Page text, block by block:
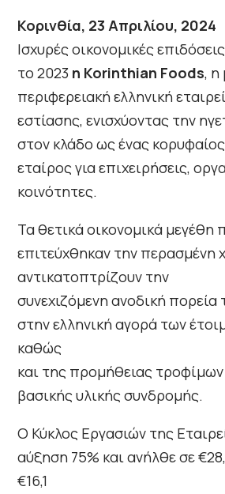
Κορινθία, 23 Απριλίου, 2024
Ισχυρές οικονομικές
το 2023 η Korinthian Foods, η
περιφερειακή ελληνική
εστίασης, ενισχύοντας την
στον κλάδο ως ένας
εταίρος για επιχειρήσεις,
κοινότητες.
Τα θετικά οικονομικά μεγέθη
επιτεύχθηκαν την περασμένη
αντικατοπτρίζουν την
συνεχιζόμενη ανοδική πορεία
στην ελληνική αγορά των
καθώς
και της προμήθειας τροφίμων
βασικής υλικής συνδρομής.
Ο Κύκλος Εργασιών της
αύξηση 75% και ανήλθε σε
€16,1